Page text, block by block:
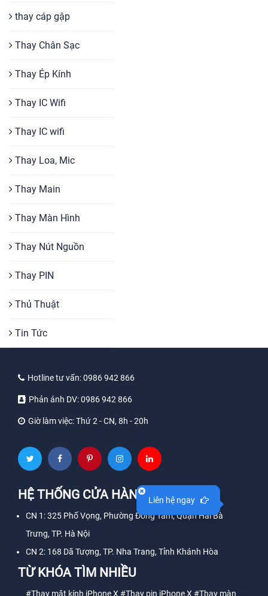
thay cáp gập
Thay Chân Sạc
Thay Ép Kính
Thay IC Wifi
Thay IC wifi
Thay Loa, Mic
Thay Main
Thay Màn Hình
Thay Nút Nguồn
Thay PIN
Thủ Thuật
Tin Tức
Hotline tư vấn:0986 942 866
Phản ánh DV:0986 942 866
Giờ làm việc:Thứ 2 - CN, 8h - 20h
HỆ THỐNG CỬA HÀNG
CN 1: 325 Phố Vọng, Phường Đồng Tâm, Quận Hai Bà
Trưng, TP. Hà Nội
CN 2: 168 Dã Tượng, TP. Nha Trang, Tỉnh Khánh Hòa
TỪ KHÓA TÌM NHIỀU
#Thay mặt kính iPhone X #Thay pin iPhone X #Thay màn
Liên hệ ngay